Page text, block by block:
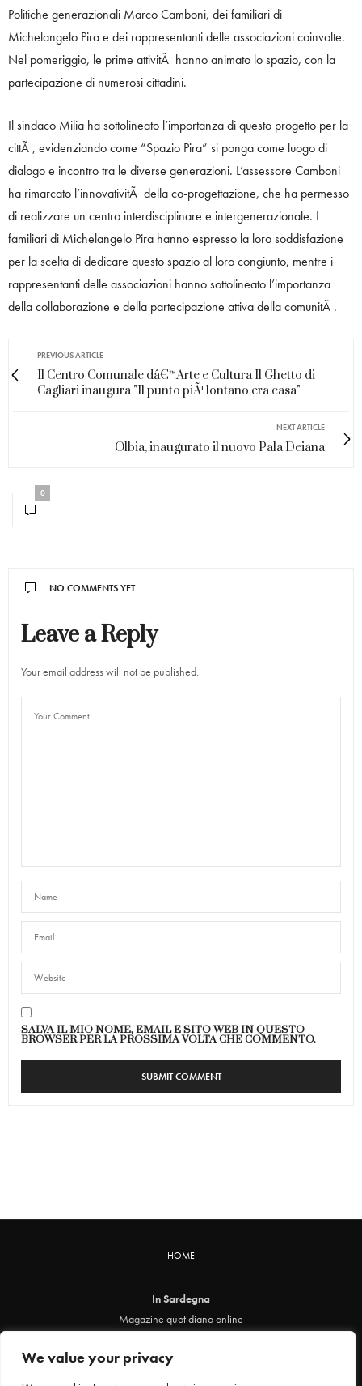
We value your privacy
Politiche generazionali Marco Camboni, dei familiari di
Michelangelo Pira e dei rappresentanti delle associazioni coinvolte.
Nel pomeriggio, le prime attivitÃ hanno animato lo spazio, con la
partecipazione di numerosi cittadini.
Il sindaco Milia ha sottolineato l’importanza di questo progetto per la
cittÃ , evidenziando come “Spazio Pira” si ponga come luogo di
dialogo e incontro tra le diverse generazioni. L’assessore Camboni
ha rimarcato l’innovativitÃ della co-progettazione, che ha permesso
di realizzare un centro interdisciplinare e intergenerazionale. I
familiari di Michelangelo Pira hanno espresso la loro soddisfazione
per la scelta di dedicare questo spazio al loro congiunto, mentre i
rappresentanti delle associazioni hanno sottolineato l’importanza
della collaborazione e della partecipazione attiva della comunitÃ .
PREVIOUS ARTICLE
Il Centro Comunale dâ€™Arte e Cultura Il Ghetto di
Cagliari inaugura "Il punto piÃ¹ lontano era casa"
NEXT ARTICLE
Olbia, inaugurato il nuovo Pala Deiana
0
NO COMMENTS YET
Leave a Reply
Your email address will not be published.
SALVA IL MIO NOME, EMAIL E SITO WEB IN QUESTO
BROWSER PER LA PROSSIMA VOLTA CHE COMMENTO.
HOME
In Sardegna
Magazine quotidiano online
Direttore responsabile ed editore: Claudia Marin
Piazza Santa Chiara, 49 - 00186 - Roma